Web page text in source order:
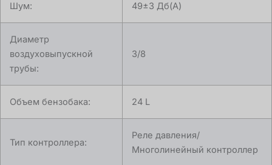
Шум: 49±3 Дб(A)
Диаметр
воздуховыпускной
трубы:
3/8
Объем бензобака: 24 L
Тип контроллера:
Реле давления/
Многолинейный контроллер